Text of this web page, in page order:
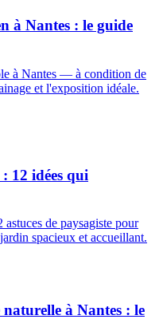
à Nantes : le guide
à Nantes — à condition de
et l'exposition idéale.
12 idées qui
de paysagiste pour
spacieux et accueillant.
à Nantes : le